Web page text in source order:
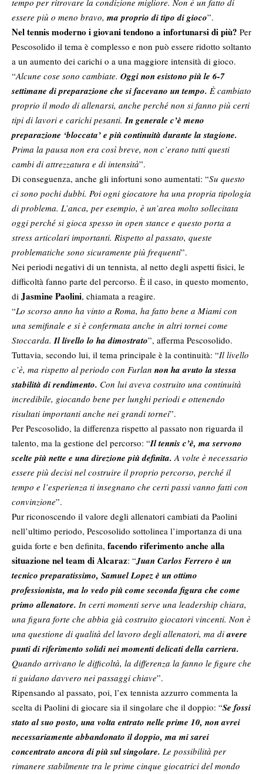
tempo per ritrovare la condizione migliore. Non è un fatto di
essere più o meno bravo, ma proprio di tipo di gioco”.
Nel tennis moderno i giovani tendono a infortunarsi di più? Per
Pescosolido il tema è complesso e non può essere ridotto soltanto
a un aumento dei carichi o a una maggiore intensità di gioco.
“Alcune cose sono cambiate. Oggi non esistono più le 6-7
settimane di preparazione che si facevano un tempo. È cambiato
proprio il modo di allenarsi, anche perché non si fanno più certi
tipi di lavori e carichi pesanti. In generale c’è meno
preparazione ‘bloccata’ e più continuità durante la stagione.
Prima la pausa non era così breve, non c’erano tutti questi
cambi di attrezzatura e di intensità”.
Di conseguenza, anche gli infortuni sono aumentati: “Su questo
ci sono pochi dubbi. Poi ogni giocatore ha una propria tipologia
di problema. L’anca, per esempio, è un’area molto sollecitata
oggi perché si gioca spesso in open stance e questo porta a
stress articolari importanti. Rispetto al passato, queste
problematiche sono sicuramente più frequenti”.
Nei periodi negativi di un tennista, al netto degli aspetti fisici, le
difficoltà fanno parte del percorso. È il caso, in questo momento,
di Jasmine Paolini, chiamata a reagire.
“Lo scorso anno ha vinto a Roma, ha fatto bene a Miami con
una semifinale e si è confermata anche in altri tornei come
Stoccarda.Il livello lo ha dimostrato”, afferma Pescosolido.
Tuttavia, secondo lui, il tema principale è la continuità: “Il livello
c’è, ma rispetto al periodo con Furlan non ha avuto la stessa
stabilità di rendimento. Con lui aveva costruito una continuità
incredibile, giocando bene per lunghi periodi e ottenendo
risultati importanti anche nei grandi tornei”.
Per Pescosolido, la differenza rispetto al passato non riguarda il
talento, ma la gestione del percorso: “Il tennis c’è, ma servono
scelte più nette e una direzione più definita.A volte è necessario
essere più decisi nel costruire il proprio percorso, perché il
tempo e l’esperienza ti insegnano che certi passi vanno fatti con
convinzione”.
Pur riconoscendo il valore degli allenatori cambiati da Paolini
nell’ultimo periodo, Pescosolido sottolinea l’importanza di una
guida forte e ben definita, facendo riferimento anche alla
situazione nel team di Alcaraz: “Juan Carlos Ferrero è un
tecnico preparatissimo, Samuel Lopez è un ottimo
professionista, ma lo vedo più come seconda figura che come
primo allenatore. In certi momenti serve una leadership chiara,
una figura forte che abbia già costruito giocatori vincenti. Non è
una questione di qualità del lavoro degli allenatori, ma diavere
punti di riferimento solidi nei momenti delicati della carriera.
Quando arrivano le difficoltà, la differenza la fanno le figure che
ti guidano davvero nei passaggi chiave”.
Ripensando al passato, poi, l’ex tennista azzurro commenta la
scelta di Paolini di giocare sia il singolare che il doppio: “Se fossi
stato al suo posto, una volta entrato nelle prime 10, non avrei
necessariamente abbandonato il doppio, ma mi sarei
concentrato ancora di più sul singolare. Le possibilità per
rimanere stabilmente tra le prime cinque giocatrici del mondo